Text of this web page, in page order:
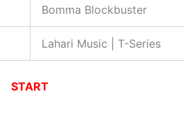
Bomma Blockbuster
Lahari Music | T-Series
START